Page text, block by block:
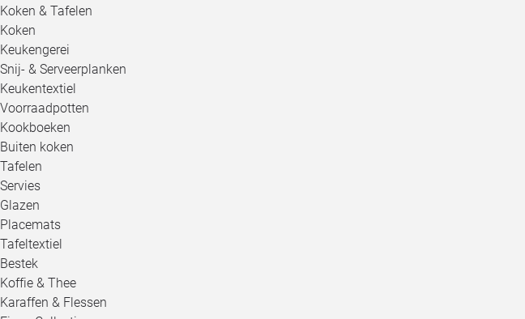
Koken & Tafelen
Koken
Keukengerei
Snij- & Serveerplanken
Keukentextiel
Voorraadpotten
Kookboeken
Buiten koken
Tafelen
Servies
Glazen
Placemats
Tafeltextiel
Bestek
Koffie & Thee
Karaffen & Flessen